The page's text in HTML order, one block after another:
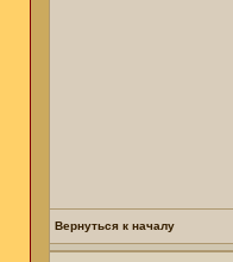
Вернуться к началу